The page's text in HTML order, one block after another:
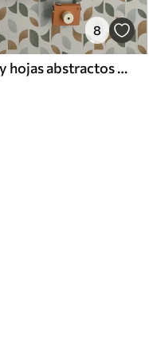
8
Medios círculos y hojas abstractos en verde y terracota